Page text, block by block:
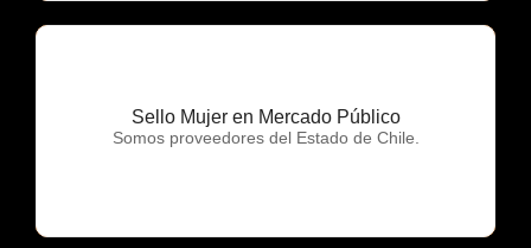
Sello Mujer en Mercado Público
Somos proveedores del Estado de Chile.
OTP Servicios